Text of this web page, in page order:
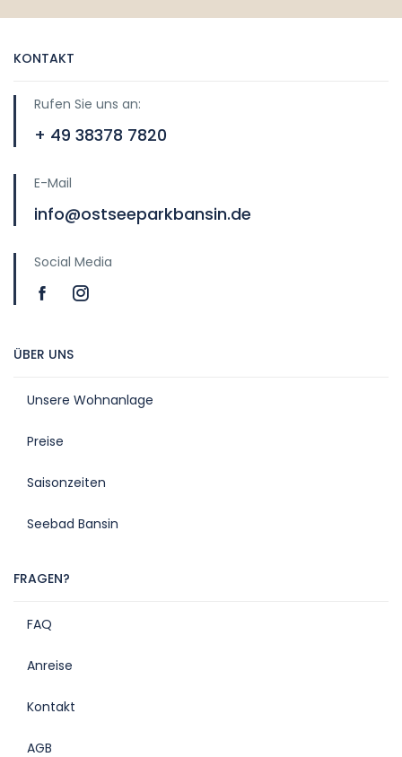
KONTAKT
Rufen Sie uns an:
+ 49 38378 7820
E-Mail
info@ostseeparkbansin.de
Social Media
ÜBER UNS
Unsere Wohnanlage
Preise
Saisonzeiten
Seebad Bansin
FRAGEN?
FAQ
Anreise
Kontakt
AGB